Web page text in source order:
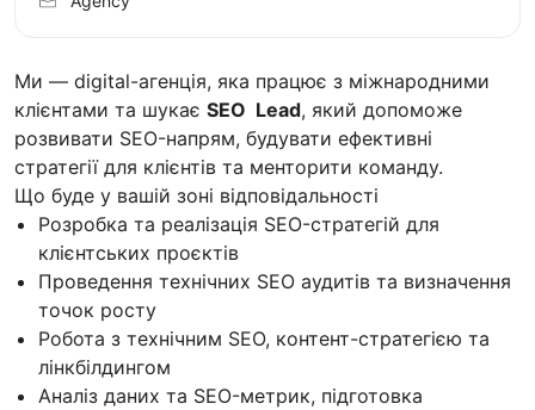
Ми — digital-агенція, яка працює з міжнародними
клієнтами та шукає SEO Lead, який допоможе
розвивати SEO-напрям, будувати ефективні
стратегії для клієнтів та менторити команду.
Що буде у вашій зоні відповідальності
Розробка та реалізація SEO-стратегій для
клієнтських проєктів
Проведення технічних SEO аудитів та визначення
точок росту
Робота з технічним SEO, контент-стратегією та
лінкбілдингом
Аналіз даних та SEO-метрик, підготовка